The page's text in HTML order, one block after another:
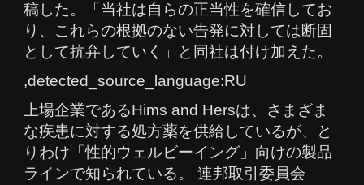
稿した。「当社は自らの正当性を確信してお
り、これらの根拠のない告発に対しては断固
として抗弁していく」と同社は付け加えた。
,detected_source_language:RU
上場企業であるHims and Hersは、さまざま
な疾患に対する処方薬を供給しているが、と
りわけ「性的ウェルビーイング」向けの製品
ラインで知られている。 連邦取引委員会